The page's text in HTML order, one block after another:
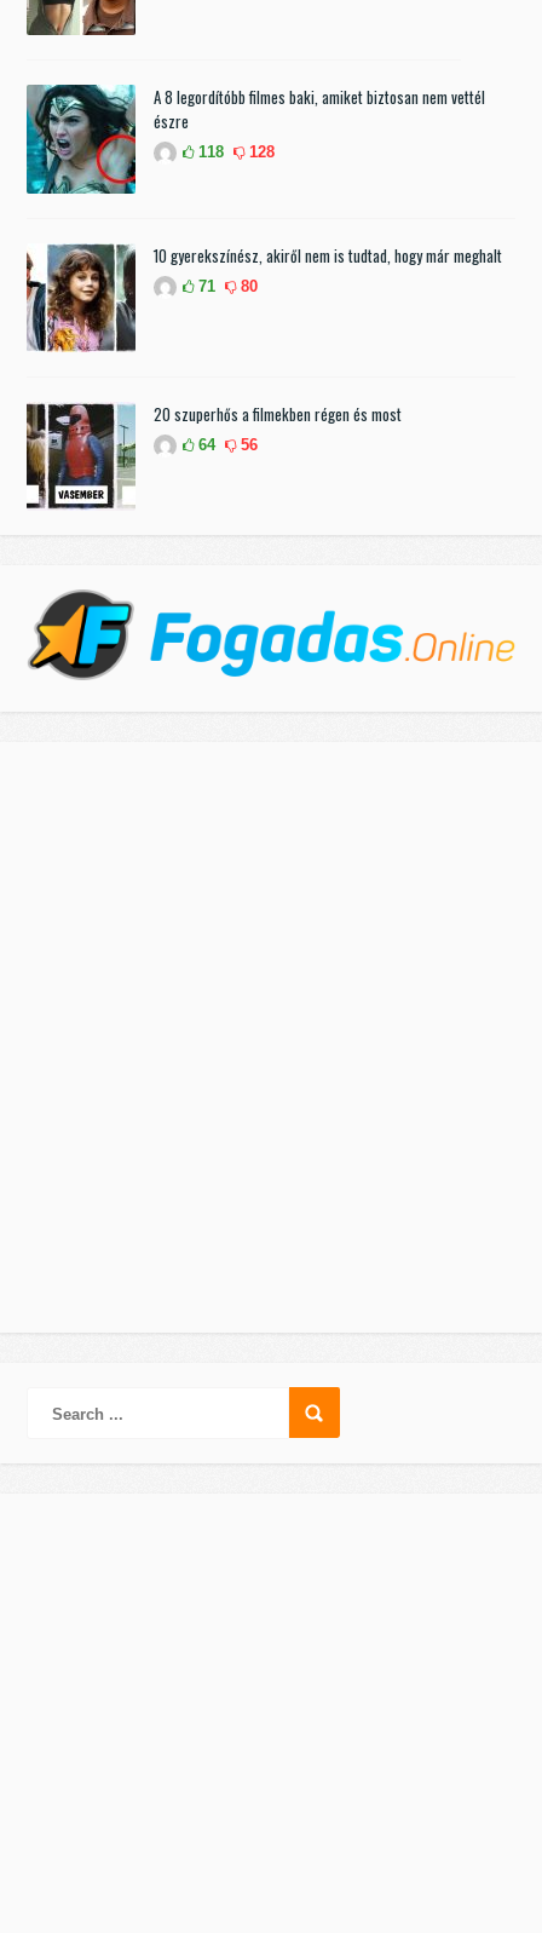
A 8 legordítóbb filmes baki, amiket biztosan nem vettél
észre
118 128
10 gyerekszínész, akiről nem is tudtad, hogy már meghalt
71 80
20 szuperhős a filmekben régen és most
64 56